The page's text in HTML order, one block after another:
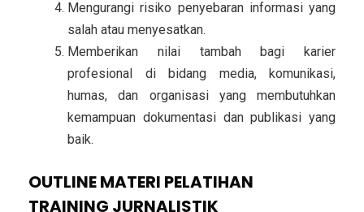
Mengurangi risiko penyebaran informasi yang
salah atau menyesatkan.
Memberikan nilai tambah bagi karier
profesional di bidang media, komunikasi,
humas, dan organisasi yang membutuhkan
kemampuan dokumentasi dan publikasi yang
baik.
OUTLINE MATERI PELATIHAN
TRAINING JURNALISTIK